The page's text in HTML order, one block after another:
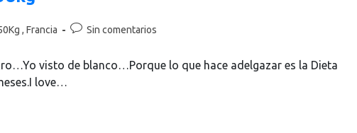
, Francia Sin comentarios
visto de blanco…Porque lo que hace adelgazar es la Dieta
love…